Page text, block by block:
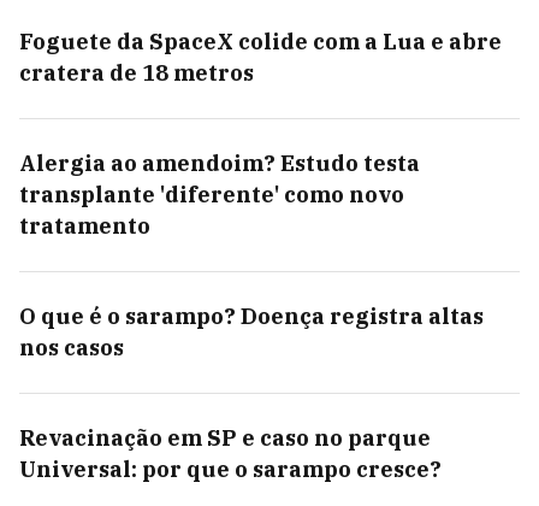
Foguete da SpaceX colide com a Lua e abre
cratera de 18 metros
Alergia ao amendoim? Estudo testa
transplante 'diferente' como novo
tratamento
O que é o sarampo? Doença registra altas
nos casos
Revacinação em SP e caso no parque
Universal: por que o sarampo cresce?